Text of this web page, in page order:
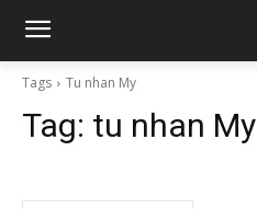
Tags Tu nhan My
Tag: tu nhan My